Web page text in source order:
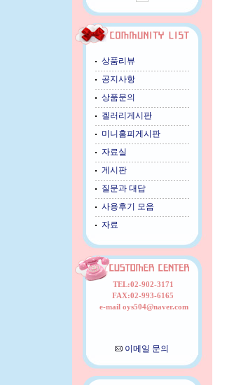
상품리뷰
공지사항
상품문의
겔러리게시판
미니홈피게시판
자료실
게시판
질문과 대답
사용후기 모음
자료
TEL:02-902-3171
FAX:02-993-6165
e-mail oys504@naver.com
이메일 문의